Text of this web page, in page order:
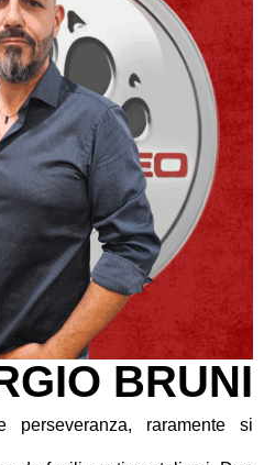
BRUNI
raramente si